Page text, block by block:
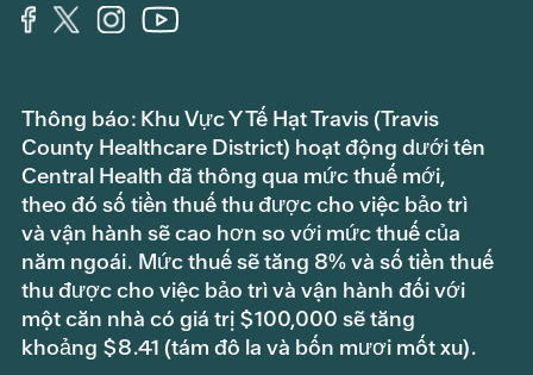
Thông báo: Khu Vực Y Tế Hạt Travis (Travis
County Healthcare District) hoạt động dưới tên
Central Health đã thông qua mức thuế mới,
theo đó số tiền thuế thu được cho việc bảo trì
và vận hành sẽ cao hơn so với mức thuế của
năm ngoái. Mức thuế sẽ tăng 8% và số tiền thuế
thu được cho việc bảo trì và vận hành đối với
một căn nhà có giá trị $100,000 sẽ tăng
khoảng $8.41 (tám đô la và bốn mươi mốt xu).